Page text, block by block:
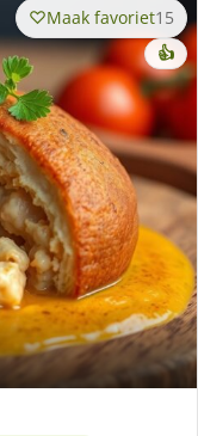
Maak favoriet15
👍